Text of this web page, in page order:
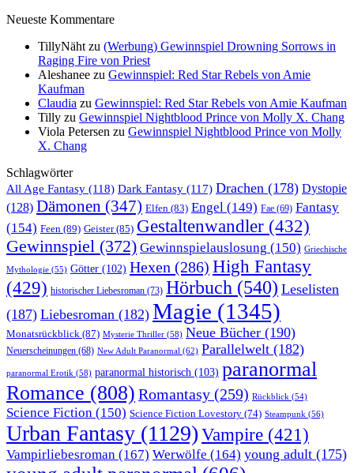
Neueste Kommentare
TillyNäht zu (Werbung) Gewinnspiel Drowning Sorrows in
Raging Fire von Priest
Aleshanee zu Gewinnspiel: Red Star Rebels von Amie
Kaufman
Claudia zu Gewinnspiel: Red Star Rebels von Amie Kaufman
Tilly zu Gewinnspiel Nightblood Prince von Molly X. Chang
Viola Petersen zu Gewinnspiel Nightblood Prince von Molly
X. Chang
Schlagwörter
All Age Fantasy (118) Dark Fantasy (117) Drachen (178) Dystopie
(128) Dämonen (347) Elfen (83) Engel (149) Fae (69) Fantasy
(154) Feen (89) Geister(85) Gestaltenwandler (432)
Gewinnspiel (372) Gewinnspielauslosung (150) Griechische
Mythologie (55) Götter (102) Hexen (286) High Fantasy
(429) historischer Liebesroman (73) Hörbuch (540) Leselisten
(187) Liebesroman (182) Magie (1345)
Monatsrückblick (87) Mysterie Thriller (58) Neue Bücher (190)
Neuerscheinungen (68) New Adult Paranormal (62) Parallelwelt (182)
paranormal Erotik (58) paranormal historisch (103) paranormal
Romance (808) Romantasy (259) Rückblick (54)
Science Fiction (150) Science Fiction Lovestory (74) Steampunk (56)
Urban Fantasy (1129) Vampire (421)
Vampirliebesroman (167) Werwölfe (164) young adult (175)